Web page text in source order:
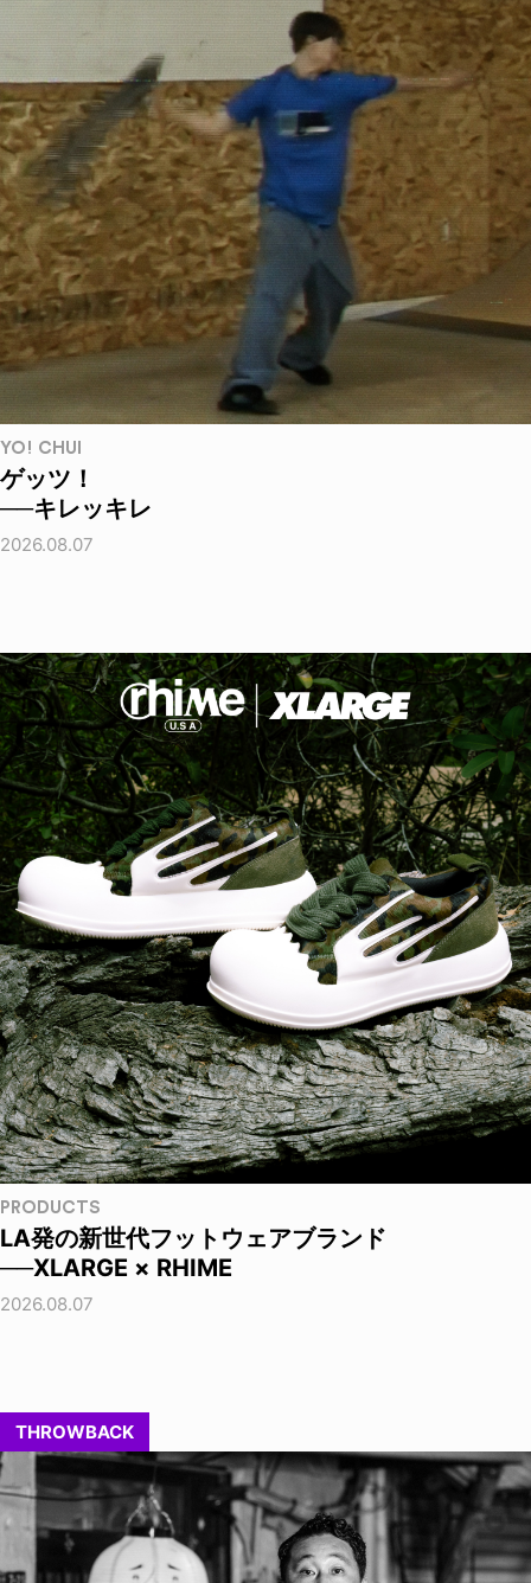
YO! CHUI
ゲッツ！
──キレッキレ
2026.08.07
PRODUCTS
LA発の新世代フットウェアブランド
──XLARGE × RHIME
2026.08.07
THROWBACK